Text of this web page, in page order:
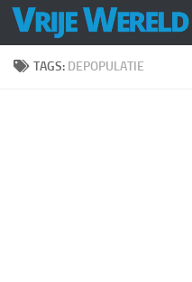
Doorgaan naar inhoud
TAGS: DEPOPULATIE